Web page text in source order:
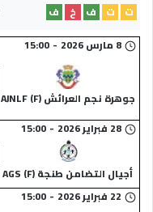
ت ت ف خ
ف
8 مارس 2026 -
15:00
جوهرة نجم العرائش (F) AJNLF
28 فبراير 2026 -
15:00
‏أجيال التضامن طنجة (F) AGS
22 فبراير 2026 -
15:00